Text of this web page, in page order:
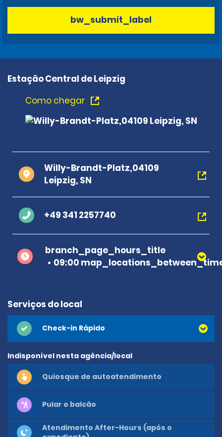
bw_submit_label
Estação Central de Leipzig
Como chegar
Willy-Brandt-Platz,04109
Leipzig, SN
+49 341 2257740
branch_page_hours_title
09:00
Serviços do local
Check-in Rápido
Indisponível nesta agência/local
Quiosque de autoatendimento
Pular o balcão
Atendimento After-Hours (após o